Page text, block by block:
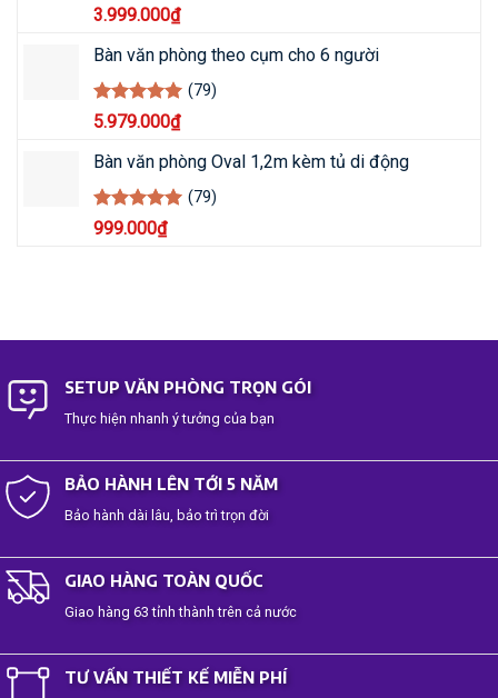
Rated5
3.999.000₫
Bàn văn phòng theo cụm cho 6 người
Rated5
(79)
5.979.000₫
Bàn văn phòng Oval 1,2m kèm tủ di động
Rated5
(79)
999.000₫
SETUP VĂN PHÒNG TRỌN GÓI
Thực hiện nhanh ý tưởng của bạn
BẢO HÀNH LÊN TỚI 5 NĂM
Bảo hành dài lâu, bảo trì trọn đời
GIAO HÀNG TOÀN QUỐC
Giao hàng 63 tỉnh thành trên cả nước
TƯ VẤN THIẾT KẾ MIỄN PHÍ